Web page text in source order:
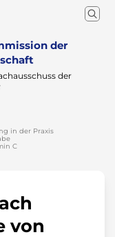
der
der
in der Praxis
C
von